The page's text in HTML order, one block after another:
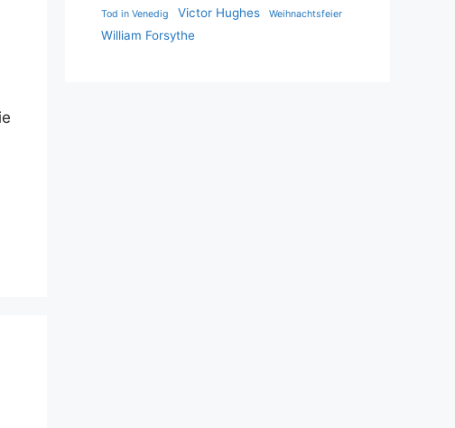
Tod in Venedig Victor Hughes Weihnachtsfeier
William Forsythe